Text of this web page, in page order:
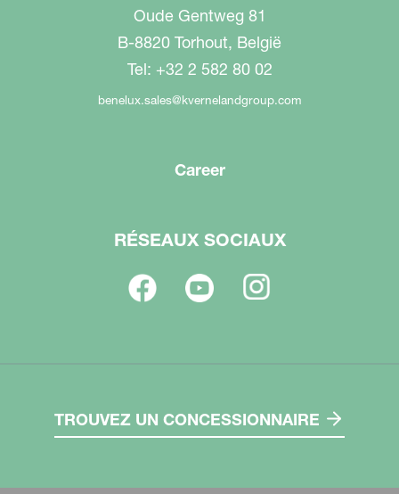
Oude Gentweg 81
B-8820 Torhout, België
Tel: +32 2 582 80 02
benelux.sales@kvernelandgroup.com
Career
RÉSEAUX SOCIAUX
TROUVEZ UN CONCESSIONNAIRE